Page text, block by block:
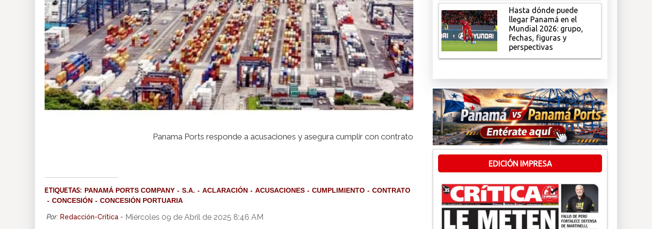
Panama Ports responde a acusaciones y asegura cumplir con contrato
ETIQUETAS: PANAMÁ PORTS COMPANY S.A. ACLARACIÓN ACUSACIONES CUMPLIMIENTO
CONTRATO
CONCESIÓN
CONCESIÓN PORTUARIA
Por: Redacción-Crítica - Miércoles 09 de Abril de 2025 8:46 AM
Hasta dónde puede
llegar Panamá en el
Mundial 2026: grupo,
fechas, figuras y
perspectivas
EDICIÓN IMPRESA